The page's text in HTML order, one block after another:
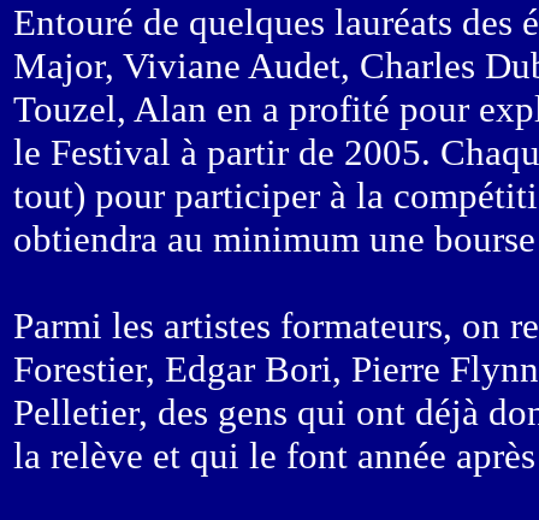
Entouré de quelques lauréats des
Major, Viviane Audet, Charles
Touzel, Alan en a profité pour
le Festival à partir de 2005.
tout) pour participer à la
obtiendra au minimum une
Parmi les artistes formateurs, on
Forestier, Edgar Bori, Pierre
Pelletier, des gens qui ont déjà
la relève et qui le font année